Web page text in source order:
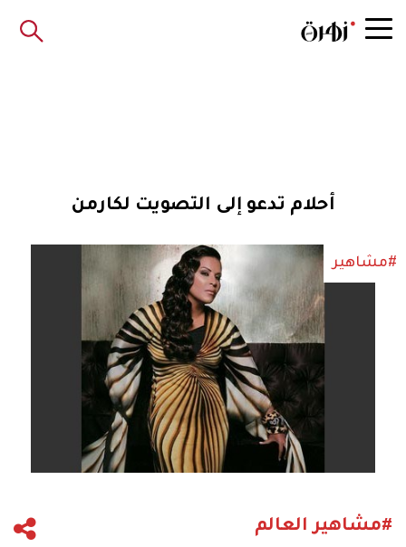
أحلام تدعو إلى التصويت لكارمن
#مشاهير
#مشاهير العالم